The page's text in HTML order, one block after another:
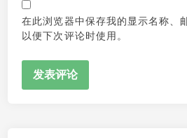
在此浏览器中保存我的显示名称、
以便下次评论时使用。